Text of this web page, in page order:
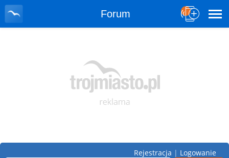
Forum
Rejestracja | Logowanie